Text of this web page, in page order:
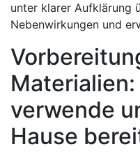
⁤unter klarer‍ Aufklärung
⁤Nebenwirkungen und
Materialien:⁣
verwende
Hause